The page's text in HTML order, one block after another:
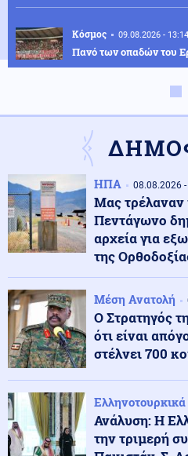
Κόσμος 09.08.2026 - 13:14
Πανό των οπαδών του
"Ναζί" τον Β. Ζελένσκι
Κοινωνία 09.08.2026 -
«Τι άλλο θα δούμε;»:
Σαρακήνικο για να
(βίντεο)
Κοινωνία 09.08.2026 -
Λουτράκι: 75χρονος
απορριμμάτων
Ρωσικές επιθέσεις σε
στο Μπέλγκοροντ από
Κόσμος
λίστα βασιλικής
Κόσμος 09.08.2026 - 12:24
ΗΠΑ 08.08.2026
Μας τρέλαναν
Πεντάγωνο
αρχεία για
της
Μέση Ανατολή
Ο Στρατηγός
ότι είναι
στέλνει 700
Ελληνοτουρκικά
Ανάλυση: Η
την τριμερή